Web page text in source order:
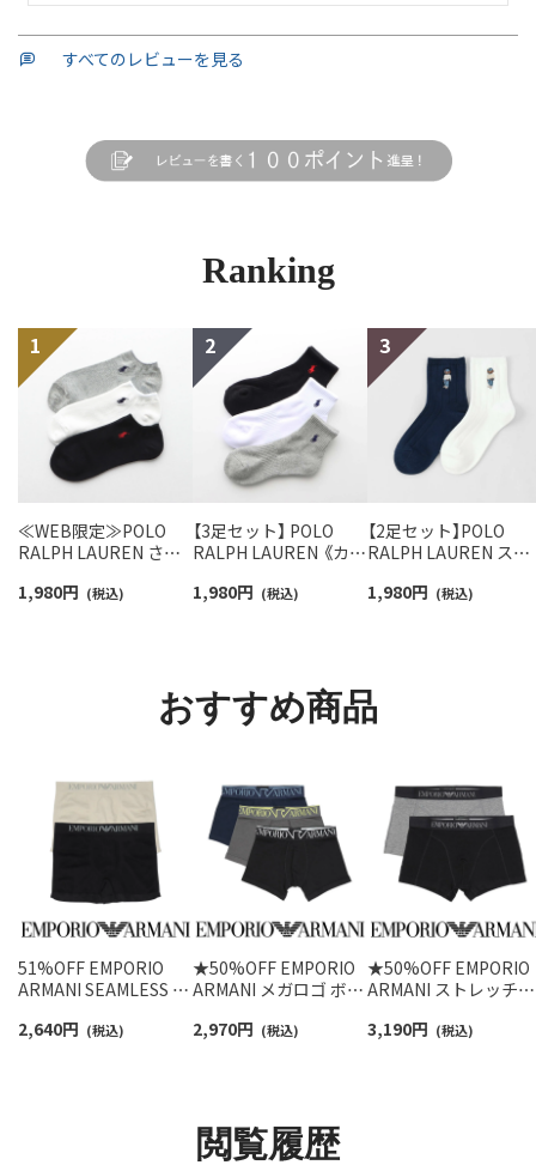
すべてのレビューを見る
Ranking
≪WEB限定≫POLO
RALPH LAUREN さら
スニーカー丈ソックス
1,980円 (税込)
【3足セット】 POLO
RALPH LAUREN 《カラ
ンポイントソックス シ
1,980円 (税込)
【2足セット】POLO
RALPH LAUREN スタ
ロベア オーガニック
1,980円 (税込)
おすすめ商品
51%OFF EMPORIO
ARMANI SEAMLESS シ
ツ 前閉じ EUサイズ メ
2,640円 (税込)
★50%OFF EMPORIO
ARMANI メガロゴ ボク
EUサイズ メンズ
2,970円 (税込)
★50%OFF EMPORIO
ARMANI ストレッチピ
じ EUサイズ メンズ
3,190円 (税込)
閲覧履歴